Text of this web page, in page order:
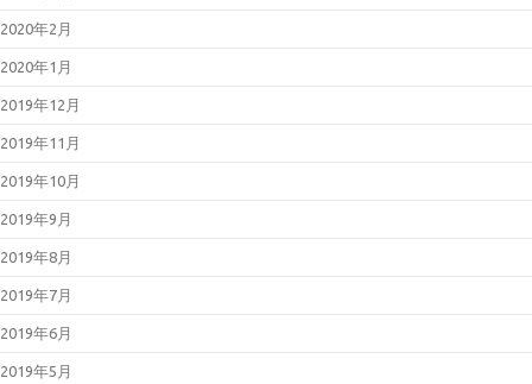
2020年2月
2020年1月
2019年12月
2019年11月
2019年10月
2019年9月
2019年8月
2019年7月
2019年6月
2019年5月